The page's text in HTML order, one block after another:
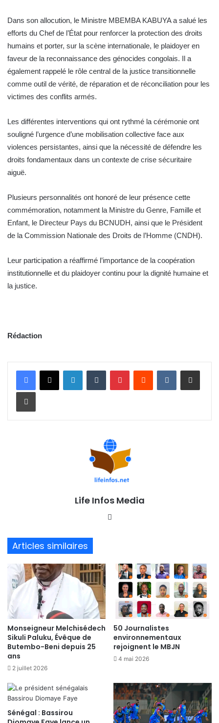
Dans son allocution, le Ministre MBEMBA KABUYA a salué les
efforts du Chef de l’État pour renforcer la protection des droits
humains et porter, sur la scène internationale, le plaidoyer en
faveur de la reconnaissance des génocides congolais. Il a
également rappelé le rôle central de la justice transitionnelle
comme outil de vérité, de réparation et de réconciliation pour les
victimes des conflits armés.
Les différentes interventions qui ont rythmé la cérémonie ont
souligné l’urgence d’une mobilisation collective face aux
violences persistantes, ainsi que la nécessité de défendre les
droits fondamentaux dans un contexte de crise sécuritaire
aiguë.
Plusieurs personnalités ont honoré de leur présence cette
commémoration, notamment la Ministre du Genre, Famille et
Enfant, le Directeur Pays du BCNUDH, ainsi que le Président
de la Commission Nationale des Droits de l’Homme (CNDH).
Leur participation a réaffirmé l’importance de la coopération
institutionnelle et du plaidoyer continu pour la dignité humaine et
la justice.
Rédaction
Life Infos Media
Articles similaires
Monseigneur Melchisédech
Sikuli Paluku, Évêque de
Butembo-Beni depuis 25
ans
2 juillet 2026
50 Journalistes
environnementaux
rejoignent le MBJN
4 mai 2026
Sénégal : Bassirou